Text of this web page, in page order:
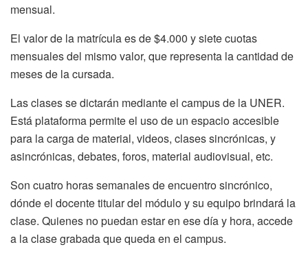
mensual.
El valor de la matrícula es de $4.000 y siete cuotas
mensuales del mismo valor, que representa la cantidad de
meses de la cursada.
Las clases se dictarán mediante el campus de la UNER.
Está plataforma permite el uso de un espacio accesible
para la carga de material, videos, clases sincrónicas, y
asincrónicas, debates, foros, material audiovisual, etc.
Son cuatro horas semanales de encuentro sincrónico,
dónde el docente titular del módulo y su equipo brindará la
clase. Quienes no puedan estar en ese día y hora, accede
a la clase grabada que queda en el campus.